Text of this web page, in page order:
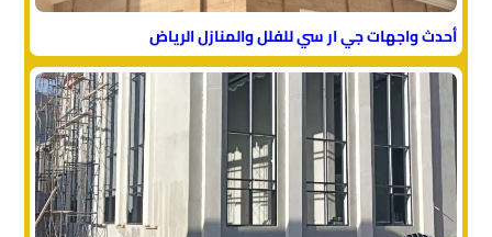
أحدث واجهات جي ار سي للفلل والمنازل الرياض